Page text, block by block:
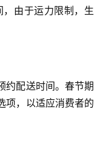
，由于运力限制，生
约配送时间。春节期
项，以适应消费者的